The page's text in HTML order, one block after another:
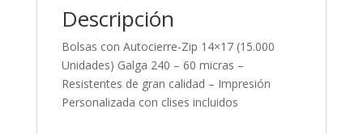
Descripción
Bolsas con Autocierre-Zip 14×17 (15.000
Unidades) Galga 240 – 60 micras –
Resistentes de gran calidad – Impresión
Personalizada con clises incluidos